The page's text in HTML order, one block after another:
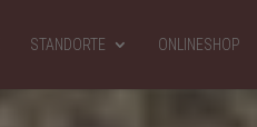
STANDORTE ONLINESHOP